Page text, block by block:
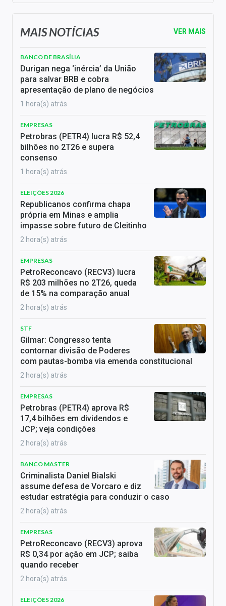
MAIS NOTÍCIAS VER MAIS
BANCO DE BRASÍLIA
Durigan nega ‘inércia’ da União
para salvar BRB e cobra
apresentação de plano de negócios
1 hora(s) atrás
EMPRESAS
Petrobras (PETR4) lucra R$ 52,4
bilhões no 2T26 e supera
consenso
1 hora(s) atrás
ELEIÇÕES 2026
Republicanos confirma chapa
própria em Minas e amplia
impasse sobre futuro de Cleitinho
2 hora(s) atrás
EMPRESAS
PetroReconcavo (RECV3) lucra
R$ 203 milhões no 2T26, queda
de 15% na comparação anual
2 hora(s) atrás
STF
Gilmar: Congresso tenta
contornar divisão de Poderes
com pautas-bomba via emenda constitucional
2 hora(s) atrás
EMPRESAS
Petrobras (PETR4) aprova R$
17,4 bilhões em dividendos e
JCP; veja condições
2 hora(s) atrás
BANCO MASTER
Criminalista Daniel Bialski
assume defesa de Vorcaro e diz
estudar estratégia para conduzir o caso
2 hora(s) atrás
EMPRESAS
PetroReconcavo (RECV3) aprova
R$ 0,34 por ação em JCP; saiba
quando receber
2 hora(s) atrás
ELEIÇÕES 2026